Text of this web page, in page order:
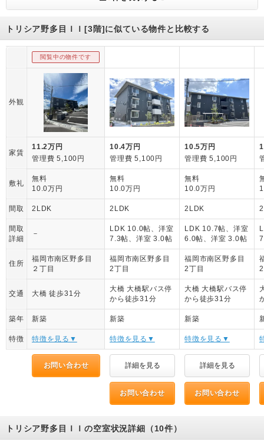
トリシア野多目ＩＩ[3階]に似ている物件と比較する
閲覧中の物件です
外観
家賃
11.2万円
管理費 5,100円
10.4万円
管理費 5,100円
10.5万円
管理費 5,100円
敷礼
無料
10.0万円
無料
10.0万円
無料
10.0万円
間取 2LDK 2LDK 2LDK
間取
詳細
－
LDK 10.0帖、洋室
7.3帖、洋室 3.0帖
LDK 10.7帖、洋室
6.0帖、洋室 3.0帖
住所
福岡市南区野多目
２丁目
福岡市南区野多目
2丁目
福岡市南区野多目
2丁目
交通 大橋 徒歩31分
大橋 大橋駅バス停
から徒歩31分
大橋 大橋駅バス停
から徒歩31分
築年 新築 新築 新築
特徴 特徴を見る▼ 特徴を見る▼ 特徴を見る▼
お問い合わせ 詳細を見る 詳細を見る
お問い合わせ お問い合わせ
トリシア野多目ＩＩの空室状況詳細（10件）